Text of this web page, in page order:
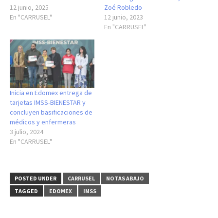
12 junio, 2025
En "CARRUSEL"
Zoé Robledo
12 junio, 2023
En "CARRUSEL"
Inicia en Edomex entrega de
tarjetas IMSS-BIENESTAR y
concluyen basificaciones de
médicos y enfermeras
3 julio, 2024
En "CARRUSEL"
POSTED UNDER CARRUSEL
NOTAS ABAJO
TAGGED
EDOMEX IMSS